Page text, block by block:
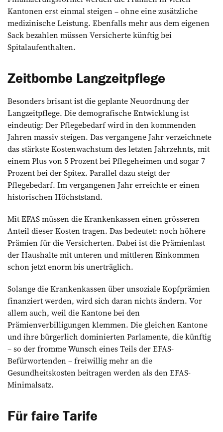
Kantonen erst einmal steigen – ohne eine zusätzliche
medizinische Leistung. Ebenfalls mehr aus dem eigenen
Sack bezahlen müssen Versicherte künftig bei
Spitalaufenthalten.
Zeitbombe Langzeitpflege
Besonders brisant ist die geplante Neuordnung der
Langzeitpflege. Die demografische Entwicklung ist
eindeutig: Der Pflegebedarf wird in den kommenden
Jahren massiv steigen. Das vergangene Jahr verzeichnete
das stärkste Kostenwachstum des letzten Jahrzehnts, mit
einem Plus von 5 Prozent bei Pflegeheimen und sogar 7
Prozent bei der Spitex. Parallel dazu steigt der
Pflegebedarf. Im vergangenen Jahr erreichte er einen
historischen Höchststand.
Mit EFAS müssen die Krankenkassen einen grösseren
Anteil dieser Kosten tragen. Das bedeutet: noch höhere
Prämien für die Versicherten. Dabei ist die Prämienlast
der Haushalte mit unteren und mittleren Einkommen
schon jetzt enorm bis unerträglich.
Solange die Krankenkassen über unsoziale Kopfprämien
finanziert werden, wird sich daran nichts ändern. Vor
allem auch, weil die Kantone bei den
Prämienverbilligungen klemmen. Die gleichen Kantone
und ihre bürgerlich dominierten Parlamente, die künftig
– so der fromme Wunsch eines Teils der EFAS-
Befürwortenden – freiwillig mehr an die
Gesundheitskosten beitragen werden als den EFAS-
Minimalsatz.
Für faire Tarife